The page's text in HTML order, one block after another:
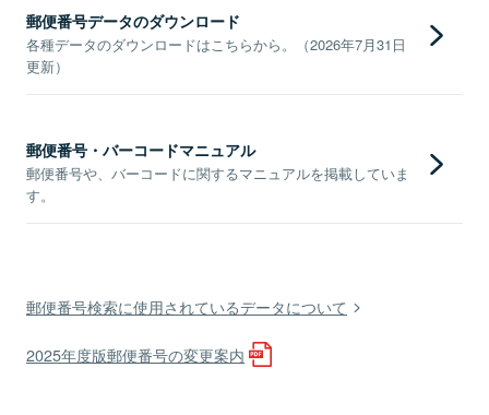
郵便番号データのダウンロード
各種データのダウンロードはこちらから。（2026年7月31日
更新）
郵便番号・バーコードマニュアル
郵便番号や、バーコードに関するマニュアルを掲載していま
す。
郵便番号検索に使用されているデータについて
2025年度版郵便番号の変更案内